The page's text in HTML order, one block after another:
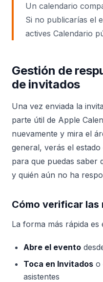
Un calendario
Si no publicarías el
actives Calendario
Gestión de
de invitados
Una vez enviada la
parte útil de Apple
nuevamente y mira el
general, verás el
para que puedas saber
y quién aún no ha
Cómo verificar las
La forma más rápida es
Abre el evento
Toca en Invitados o
asistentes